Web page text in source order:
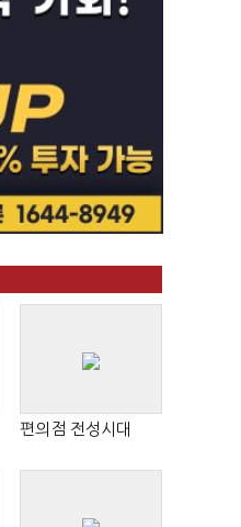
편의점 전성시대